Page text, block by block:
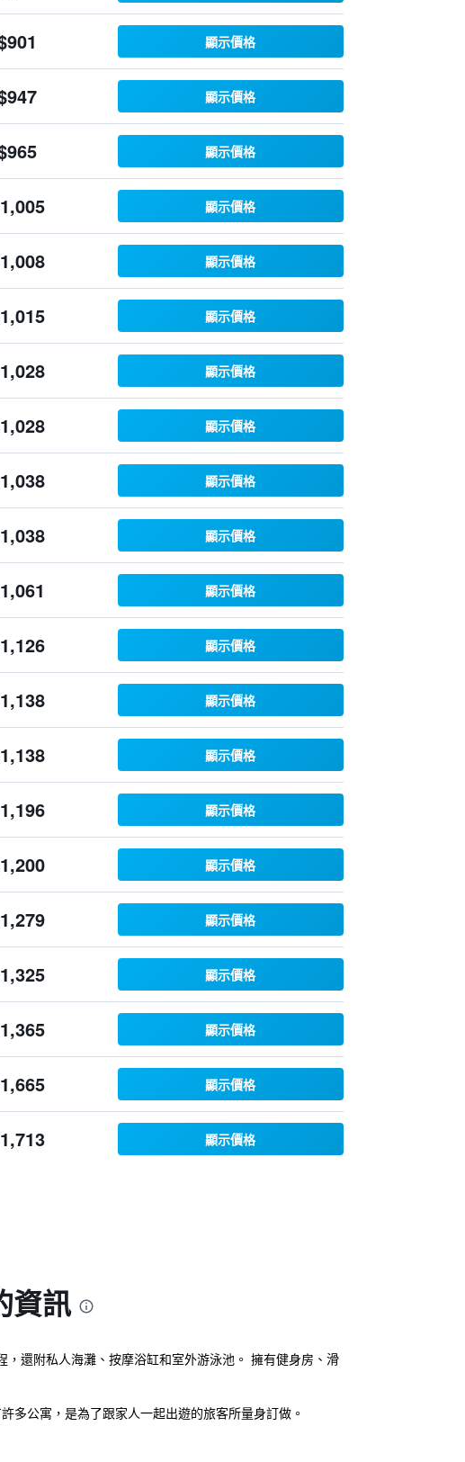
顯示價格
顯示價格
顯示價格
顯示價格
顯示價格
顯示價格
顯示價格
顯示價格
顯示價格
顯示價格
顯示價格
顯示價格
顯示價格
顯示價格
顯示價格
顯示價格
顯示價格
顯示價格
顯示價格
顯示價格
顯示價格
資訊
還附私人海灘、按摩浴缸和室外游泳池。 擁有健身房、滑
多公寓，是為了跟家人一起出遊的旅客所量身訂做。